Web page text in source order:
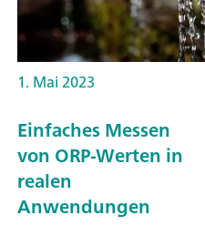
1. Mai 2023
Einfaches Messen
von ORP-Werten in
realen
Anwendungen